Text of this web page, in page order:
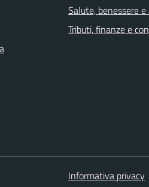
Salute, benessere
Tributi, finanze e
Informativa privacy